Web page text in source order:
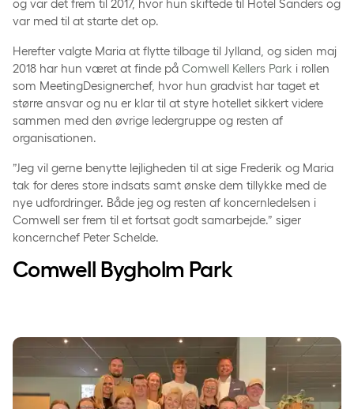
og var det frem til 2017, hvor hun skiftede til Hotel Sanders og
var med til at starte det op.
Herefter valgte Maria at flytte tilbage til Jylland, og siden maj
2018 har hun været at finde på Comwell Kellers Park i rollen
som MeetingDesignerchef, hvor hun gradvist har taget et
større ansvar og nu er klar til at styre hotellet sikkert videre
sammen med den øvrige ledergruppe og resten af
organisationen.
”Jeg vil gerne benytte lejligheden til at sige Frederik og Maria
tak for deres store indsats samt ønske dem tillykke med de
nye udfordringer. Både jeg og resten af koncernledelsen i
Comwell ser frem til et fortsat godt samarbejde.” siger
koncernchef Peter Schelde.
Comwell Bygholm Park
Fra talenter til fremtidens ledere